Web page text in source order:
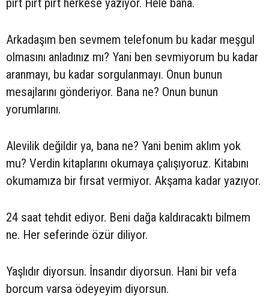
Arkadaşım ben sevmem telefonum bu kadar meşgul
olmasını anladınız mı? Yani ben sevmiyorum bu kadar
aranmayı, bu kadar sorgulanmayı. Onun bunun
mesajlarını gönderiyor. Bana ne? Onun bunun
yorumlarını.
Alevilik değildir ya, bana ne? Yani benim aklım yok
mu? Verdin kitaplarını okumaya çalışıyoruz. Kitabını
okumamıza bir fırsat vermiyor. Akşama kadar yazıyor.
24 saat tehdit ediyor. Beni dağa kaldıracaktı bilmem
ne. Her seferinde özür diliyor.
Yaşlıdır diyorsun. İnsandır diyorsun. Hani bir vefa
borcum varsa ödeyeyim diyorsun.